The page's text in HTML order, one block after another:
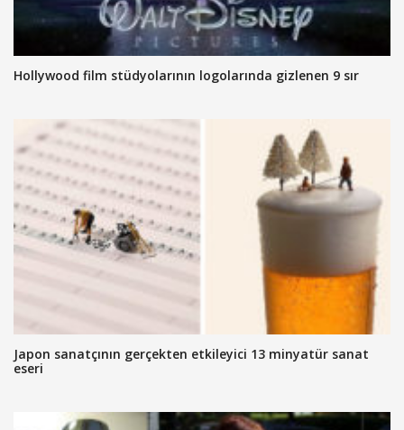
Hollywood film stüdyolarının logolarında gizlenen 9 sır
Japon sanatçının gerçekten etkileyici 13 minyatür sanat
eseri